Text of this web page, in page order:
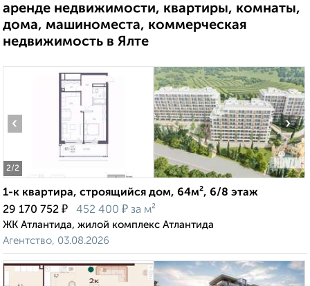
аренде недвижимости, квартиры, комнаты,
дома, машиноместа, коммерческая
недвижимость в Ялте
2/2
‹ ›
1-к квартира, строящийся дом, 64м², 6/8 этаж
29 170 752 ₽ 452 400 ₽ за м²
ЖК Атлантида, жилой комплекс Атлантида
Агентство, 03.08.2026